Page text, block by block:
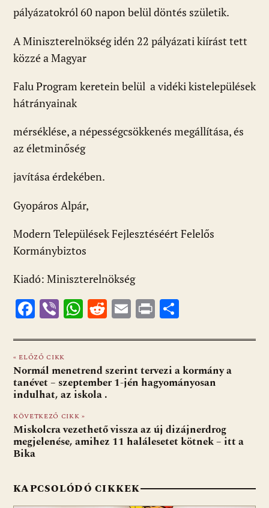
pályázatokról 60 napon belül döntés születik.
A Miniszterelnökség idén 22 pályázati kiírást tett
közzé a Magyar
Falu Program keretein belül a vidéki kistelepülések
hátrányainak
mérséklése, a népességcsökkenés megállítása, és
az életminőség
javítása érdekében.
Gyopáros Alpár,
Modern Települések Fejlesztéséért Felelős
Kormánybiztos
Kiadó: Miniszterelnökség
F
e
b
o
o
k
Vi
er
W
at
s
A
p
p
R
d
di
t
E
ai
l
Pr
t za
m
e
« ELŐZŐ CIKK
Normál menetrend szerint tervezi a kormány a
tanévet – szeptember 1-jén hagyományosan
indulhat, az iskola .
KÖVETKEZŐ CIKK »
Miskolcra vezethető vissza az új dizájnerdrog
megjelenése, amihez 11 halálesetet kötnek – itt a
Bika
KAPCSOLÓDÓ CIKKEK